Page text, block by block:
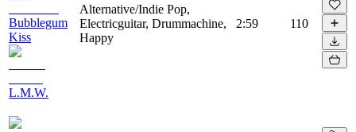
Bubblegum
Kiss
L.M.W.
Alternative/Indie Pop,
Electricguitar, Drummachine,
Happy
2:59 110